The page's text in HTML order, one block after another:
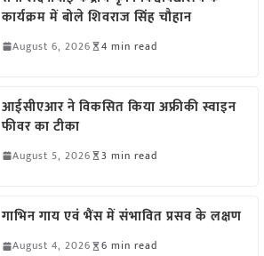
कार्यक्रम में बोले शिवराज सिंह चौहान
August 6, 2026 4 min read
आईसीएआर ने विकसित किया अफ्रीकी स्वाइन
फीवर का टीका
August 5, 2026 3 min read
गाभिन गाय एवं भैंस में संभावित प्रसव के लक्षण
August 4, 2026 6 min read